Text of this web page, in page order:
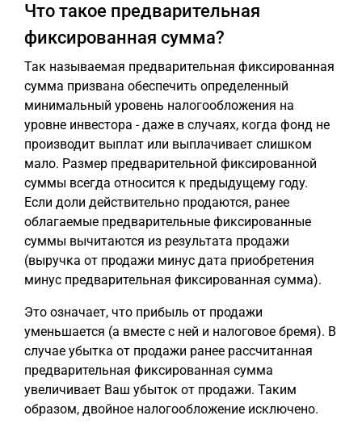
Что такое предварительная
фиксированная сумма?
Так называемая предварительная фиксированная
сумма призвана обеспечить определенный
минимальный уровень налогообложения на
уровне инвестора - даже в случаях, когда фонд не
производит выплат или выплачивает слишком
мало. Размер предварительной фиксированной
суммы всегда относится к предыдущему году.
Если доли действительно продаются, ранее
облагаемые предварительные фиксированные
суммы вычитаются из результата продажи
(выручка от продажи минус дата приобретения
минус предварительная фиксированная сумма).
Это означает, что прибыль от продажи
уменьшается (а вместе с ней и налоговое бремя). В
случае убытка от продажи ранее рассчитанная
предварительная фиксированная сумма
увеличивает Ваш убыток от продажи. Таким
образом, двойное налогообложение исключено.